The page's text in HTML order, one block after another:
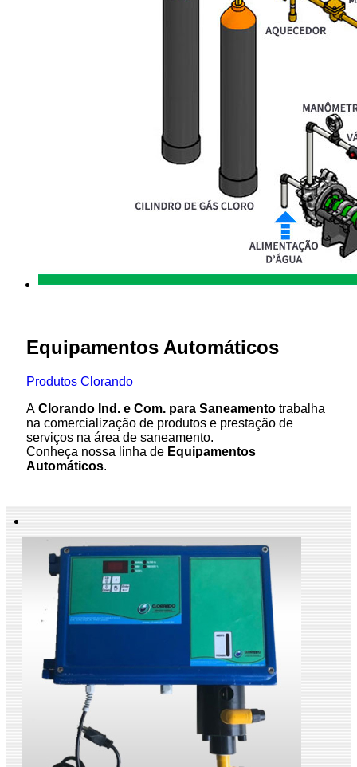
Equipamentos Automáticos
Produtos Clorando
A Clorando Ind. e Com. para Saneamento trabalha
na comercialização de produtos e prestação de
serviços na área de saneamento.
Conheça nossa linha de Equipamentos
Automáticos.